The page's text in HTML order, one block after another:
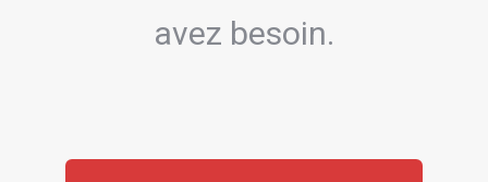
avez besoin.